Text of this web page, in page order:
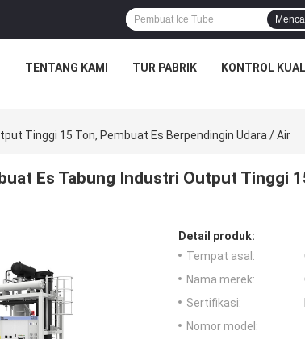
TENTANG KAMI TUR PABRIK KONTROL
Tinggi 15 Ton, Pembuat Es Berpendingin Udara / Air
Es Tabung Industri Output Tinggi
Detail produk:
Tempat asal:
Nama merek:
Sertifikasi:
Nomor model: